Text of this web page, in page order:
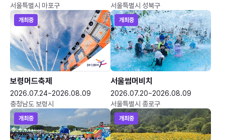
서울특별시 마포구
서울특별시 성북구
개최중
보령머드축제
2026.07.24~2026.08.09
충청남도 보령시
개최중
서울썸머비치
2026.07.20~2026.08.09
서울특별시 종로구
개최중 개최중